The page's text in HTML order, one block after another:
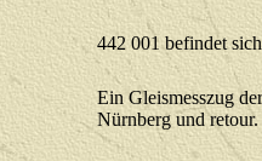
442 001 befindet
Ein Gleismesszug
Nürnberg und